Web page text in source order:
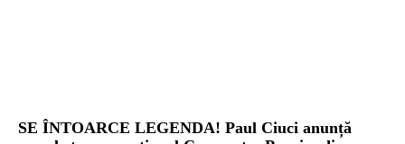
SE ÎNTOARCE LEGENDA! Paul Ciuci anunță